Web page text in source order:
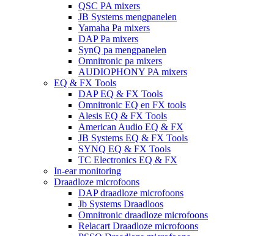
QSC PA mixers
JB Systems mengpanelen
Yamaha Pa mixers
DAP Pa mixers
SynQ pa mengpanelen
Omnitronic pa mixers
AUDIOPHONY PA mixers
EQ & FX Tools
DAP EQ & FX Tools
Omnitronic EQ en FX tools
Alesis EQ & FX Tools
American Audio EQ & FX
JB Systems EQ & FX Tools
SYNQ EQ & FX Tools
TC Electronics EQ & FX
In-ear monitoring
Draadloze microfoons
DAP draadloze microfoons
Jb Systems Draadloos
Omnitronic draadloze microfoons
Relacart Draadloze microfoons